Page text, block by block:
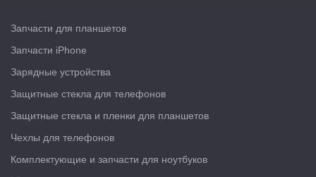
Запчасти для планшетов
Запчасти iPhone
Зарядные устройства
Защитные стекла для телефонов
Защитные стекла и пленки для планшетов
Чехлы для телефонов
Комплектующие и запчасти для ноутбуков